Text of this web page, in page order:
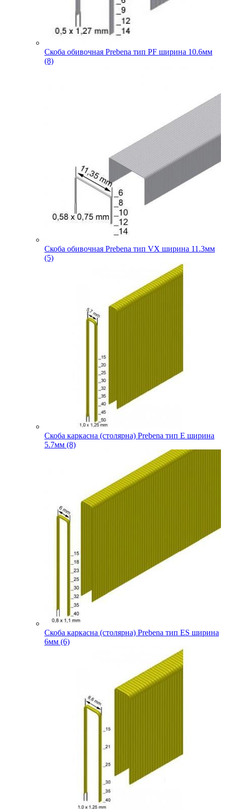
Скоба обивочная Prebena тип PF ширина 10.6мм
(8)
Скоба обивочная Prebena тип VX ширина 11.3мм
(5)
Скоба каркасна (столярна) Prebena тип E ширина
5.7мм (8)
Скоба каркасна (столярна) Prebena тип ES ширина
6мм (6)